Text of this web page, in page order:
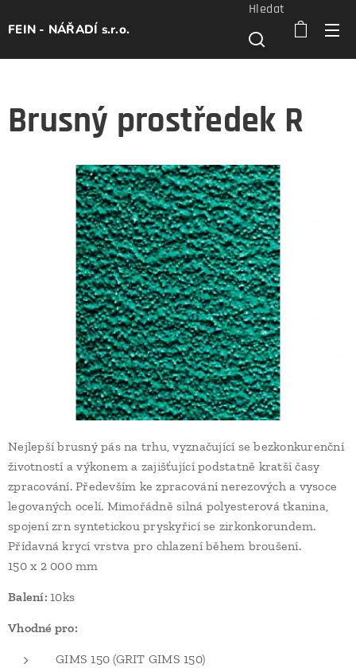
FEIN - NÁŘADÍ s.r.o.
Hledat
Brusný prostředek R
Nejlepší brusný pás na trhu, vyznačující se bezkonkurenční
životností a výkonem a zajišťující podstatně kratší časy
zpracování. Především ke zpracování nerezových a vysoce
legovaných ocelí. Mimořádně silná polyesterová tkanina,
spojení zrn syntetickou pryskyřicí se zirkonkorundem.
Přídavná krycí vrstva pro chlazení během broušení.
150 x 2 000 mm
Balení:10ks
Vhodné pro:
GIMS 150 (GRIT GIMS 150)